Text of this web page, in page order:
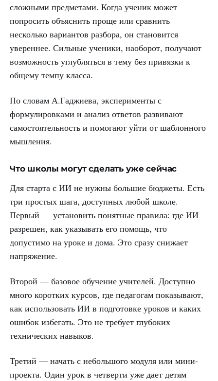
сложными предметами. Когда ученик может
попросить объяснить проще или сравнить
несколько вариантов разбора, он становится
увереннее. Сильные ученики, наоборот, получают
возможность углубляться в тему без привязки к
общему темпу класса.
По словам А.Гаджиева, эксперименты с
формулировками и анализ ответов развивают
самостоятельность и помогают уйти от шаблонного
мышления.
Что школы могут сделать уже сейчас
Для старта с ИИ не нужны большие бюджеты. Есть
три простых шага, доступных любой школе.
Первый — установить понятные правила: где ИИ
разрешен, как указывать его помощь, что
допустимо на уроке и дома. Это сразу снижает
напряжение.
Второй — базовое обучение учителей. Доступно
много коротких курсов, где педагогам показывают,
как использовать ИИ в подготовке уроков и каких
ошибок избегать. Это не требует глубоких
технических навыков.
Третий — начать с небольшого модуля или мини-
проекта. Один урок в четверти уже дает детям